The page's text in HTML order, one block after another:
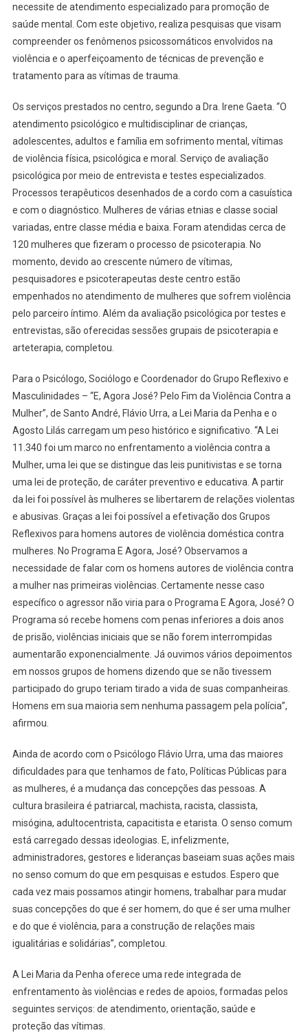
necessite de atendimento especializado para promoção de
saúde mental. Com este objetivo, realiza pesquisas que visam
compreender os fenômenos psicossomáticos envolvidos na
violência e o aperfeiçoamento de técnicas de prevenção e
tratamento para as vítimas de trauma.
Os serviços prestados no centro, segundo a Dra. Irene Gaeta. “O
atendimento psicológico e multidisciplinar de crianças,
adolescentes, adultos e família em sofrimento mental, vítimas
de violência física, psicológica e moral. Serviço de avaliação
psicológica por meio de entrevista e testes especializados.
Processos terapêuticos desenhados de a cordo com a casuística
e com o diagnóstico. Mulheres de várias etnias e classe social
variadas, entre classe média e baixa. Foram atendidas cerca de
120 mulheres que fizeram o processo de psicoterapia. No
momento, devido ao crescente número de vítimas,
pesquisadores e psicoterapeutas deste centro estão
empenhados no atendimento de mulheres que sofrem violência
pelo parceiro íntimo. Além da avaliação psicológica por testes e
entrevistas, são oferecidas sessões grupais de psicoterapia e
arteterapia, completou.
Para o Psicólogo, Sociólogo e Coordenador do Grupo Reflexivo e
Masculinidades – “E, Agora José? Pelo Fim da Violência Contra a
Mulher”, de Santo André, Flávio Urra, a Lei Maria da Penha e o
Agosto Lilás carregam um peso histórico e significativo. “A Lei
11.340 foi um marco no enfrentamento a violência contra a
Mulher, uma lei que se distingue das leis punitivistas e se torna
uma lei de proteção, de caráter preventivo e educativa. A partir
da lei foi possível às mulheres se libertarem de relações violentas
e abusivas. Graças a lei foi possível a efetivação dos Grupos
Reflexivos para homens autores de violência doméstica contra
mulheres. No Programa E Agora, José? Observamos a
necessidade de falar com os homens autores de violência contra
a mulher nas primeiras violências. Certamente nesse caso
específico o agressor não viria para o Programa E Agora, José? O
Programa só recebe homens com penas inferiores a dois anos
de prisão, violências iniciais que se não forem interrompidas
aumentarão exponencialmente. Já ouvimos vários depoimentos
em nossos grupos de homens dizendo que se não tivessem
participado do grupo teriam tirado a vida de suas companheiras.
Homens em sua maioria sem nenhuma passagem pela polícia”,
afirmou.
Ainda de acordo com o Psicólogo Flávio Urra, uma das maiores
dificuldades para que tenhamos de fato, Políticas Públicas para
as mulheres, é a mudança das concepções das pessoas. A
cultura brasileira é patriarcal, machista, racista, classista,
misógina, adultocentrista, capacitista e etarista. O senso comum
está carregado dessas ideologias. E, infelizmente,
administradores, gestores e lideranças baseiam suas ações mais
no senso comum do que em pesquisas e estudos. Espero que
cada vez mais possamos atingir homens, trabalhar para mudar
suas concepções do que é ser homem, do que é ser uma mulher
e do que é violência, para a construção de relações mais
igualitárias e solidárias”, completou.
A Lei Maria da Penha oferece uma rede integrada de
enfrentamento às violências e redes de apoios, formadas pelos
seguintes serviços: de atendimento, orientação, saúde e
proteção das vítimas.